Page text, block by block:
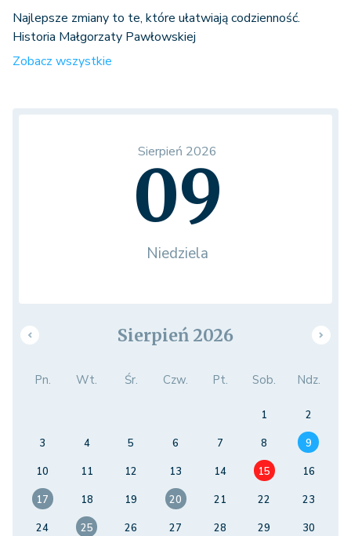
Najlepsze zmiany to te, które ułatwiają codzienność.
Historia Małgorzaty Pawłowskiej
Zobacz wszystkie
Sierpień 2026
09
Niedziela
Sierpień 2026
Pn. Wt. Śr. Czw. Pt. Sob. Ndz.
1
2
3
4 5 6 7 8
9
10
11 12 13 14 15
16
17
18 19 20 21 22
23
24
25 26 27 28 29
30